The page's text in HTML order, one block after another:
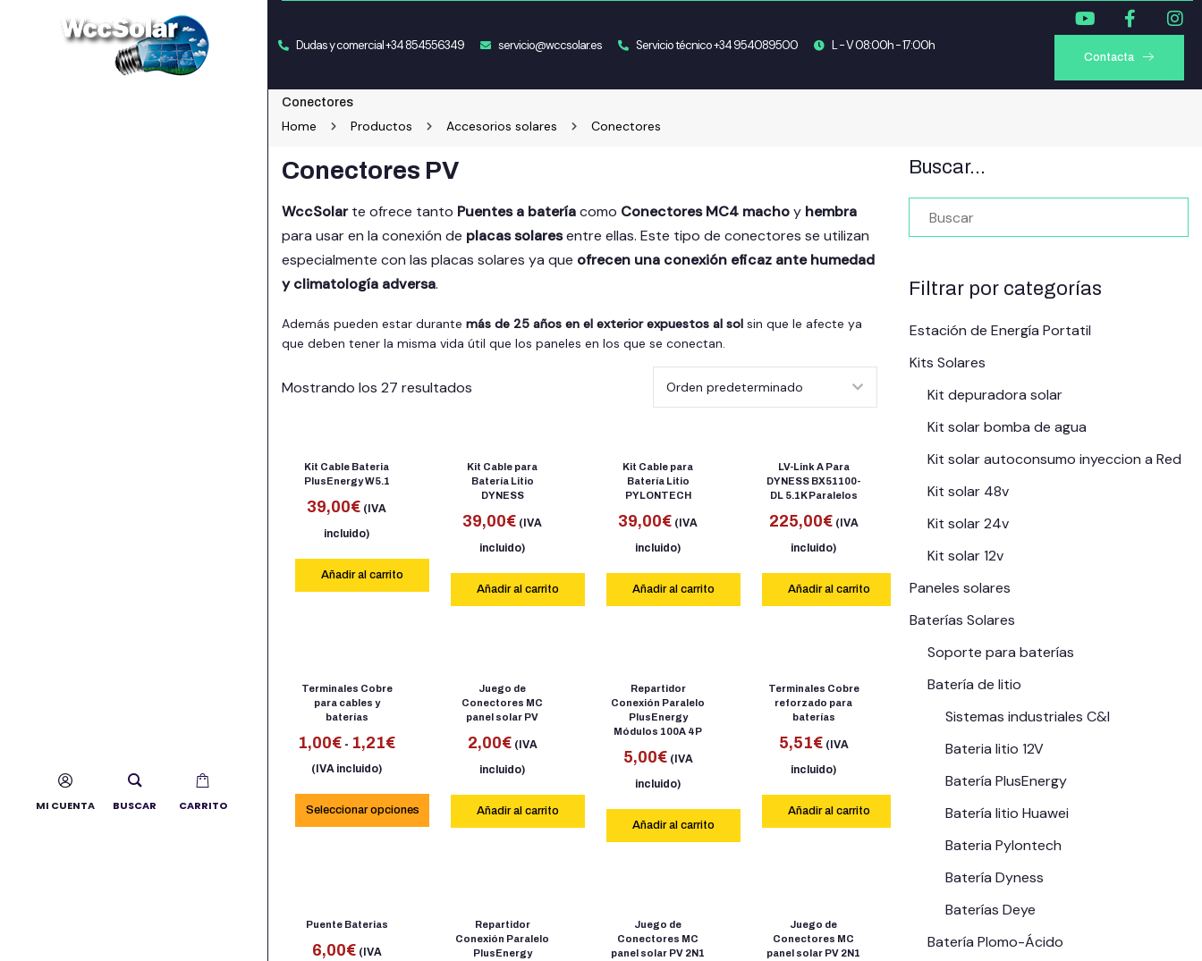
MI CUENTA BUSCAR CARRITO
Dudas y comercial +34 854556349 servicio@wccsolar.es Servicio técnico +34 954089500 L - V 08:00h - 17:00h
Contacta
Conectores
Home Productos Accesorios solares Conectores
Conectores PV
WccSolarte ofrece tanto Puentes a bateríacomo Conectores MC4 machoy hembra
para usar en la conexión de placas solaresentre ellas. Este tipo de conectores se utilizan
especialmente con las placas solares ya que ofrecen una conexión eficaz ante humedad
y climatología adversa.
Además pueden estar durante más de 25 años en el exterior expuestos al sol sin que le afecte ya
que deben tener la misma vida útil que los paneles en los que se conectan.
Mostrando los 27 resultados
Kit Cable Bateria
PlusEnergy W5.1
39,00€ (IVA
incluido)
Añadir al carrito
Kit Cable para
Batería Litio
DYNESS
39,00€ (IVA
incluido)
Añadir al carrito
Kit Cable para
Batería Litio
PYLONTECH
39,00€ (IVA
incluido)
Añadir al carrito
LV-Link A Para
DYNESS BX51100-
DL 5.1K Paralelos
225,00€ (IVA
incluido)
Añadir al carrito
Terminales Cobre
para cables y
baterías
1,00€ - 1,21€
(IVA incluido)
Seleccionar opciones
Juego de
Conectores MC
panel solar PV
2,00€ (IVA
incluido)
Añadir al carrito
Repartidor
Conexión Paralelo
PlusEnergy
Módulos 100A 4P
5,00€ (IVA
incluido)
Añadir al carrito
Terminales Cobre
reforzado para
baterías
5,51€ (IVA
incluido)
Añadir al carrito
Puente Baterias
6,00€ (IVA
Repartidor
Conexión Paralelo
PlusEnergy
Juego de
Conectores MC
panel solar PV 2N1
Juego de
Conectores MC
panel solar PV 2N1
Buscar…
Filtrar por categorías
Estación de Energía Portatil
Kits Solares
Kit depuradora solar
Kit solar bomba de agua
Kit solar autoconsumo inyeccion a Red
Kit solar 48v
Kit solar 24v
Kit solar 12v
Paneles solares
Baterías Solares
Soporte para baterías
Batería de litio
Sistemas industriales C&I
Bateria litio 12V
Batería PlusEnergy
Batería litio Huawei
Bateria Pylontech
Batería Dyness
Baterías Deye
Batería Plomo-Ácido